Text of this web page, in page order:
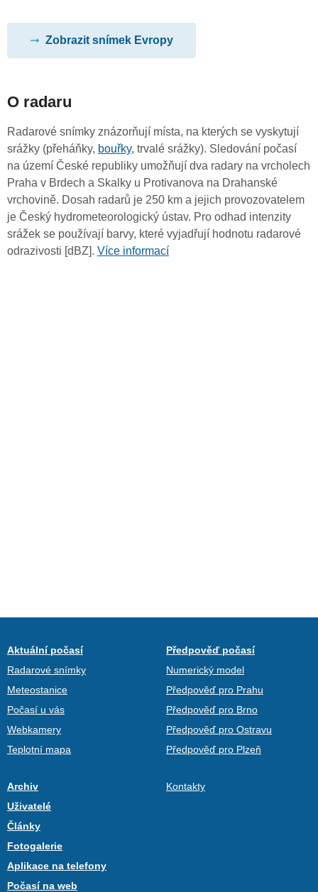
Zobrazit snímek Evropy
O radaru
Radarové snímky znázorňují místa, na kterých se vyskytují
srážky (přeháňky, bouřky, trvalé srážky). Sledování počasí
na území České republiky umožňují dva radary na vrcholech
Praha v Brdech a Skalky u Protivanova na Drahanské
vrchovině. Dosah radarů je 250 km a jejich provozovatelem
je Český hydrometeorologický ústav. Pro odhad intenzity
srážek se používají barvy, které vyjadřují hodnotu radarové
odrazivosti [dBZ]. Více informací
Aktuální počasí
Radarové snímky
Meteostanice
Počasí u vás
Webkamery
Teplotní mapa
Předpověď počasí
Numerický model
Předpověď pro Prahu
Předpověď pro Brno
Předpověď pro Ostravu
Předpověď pro Plzeň
Archiv
Uživatelé
Články
Fotogalerie
Aplikace na telefony
Počasí na web
Kontakty